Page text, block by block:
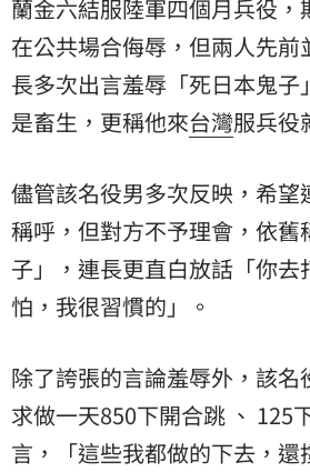
蘭金六結服陸軍四個月兵役，
在公共場合侮辱，但兩人先前
長多次出言羞辱「死日本鬼
是畜生，更稱他來台灣服兵役
儘管該名役男多次反映，希望
稱呼，但對方不予理會，依舊
子」，連長更直白放話「你去
怕，我很習慣的」。
除了誇張的言論羞辱外，該名
求做一天850下開合跳 、 125
言，「這些我都做的下去，還